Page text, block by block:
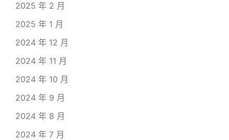
2025 年 2 月
2025 年 1 月
2024 年 12 月
2024 年 11 月
2024 年 10 月
2024 年 9 月
2024 年 8 月
2024 年 7 月